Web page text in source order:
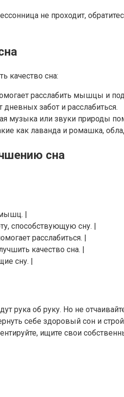
не проходит,
качество сна:
расслабить мышцы и
забот и расслабиться.
или звуки природы
как лаванда и ромашка,
сна
мышц. |
способствующую сну. |
расслабиться. |
качество сна. |
сну. |
рука об руку. Но не
себе здоровый сон и
ищите свои